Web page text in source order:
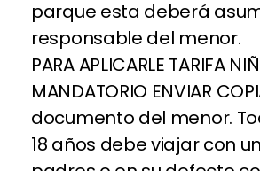
parque esta deberá
responsable del menor.
PARA APLICARLE TARIFA
MANDATORIO ENVIAR
documento del menor.
18 años debe viajar con